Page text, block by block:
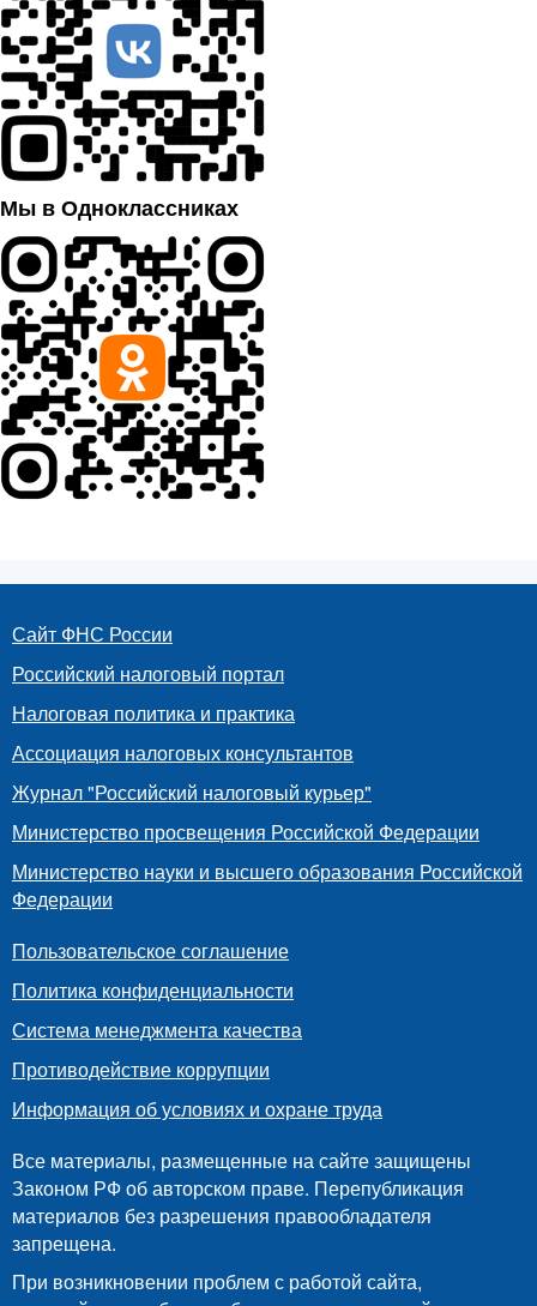
Мы в Одноклассниках
Сайт ФНС России
Российский налоговый портал
Налоговая политика и практика
Ассоциация налоговых консультантов
Журнал "Российский налоговый курьер"
Министерство просвещения Российской Федерации
Министерство науки и высшего образования Российской
Федерации
Пользовательское соглашение
Политика конфиденциальности
Система менеджмента качества
Противодействие коррупции
Информация об условиях и охране труда
Все материалы, размещенные на сайте защищены
Законом РФ об авторском праве. Перепубликация
материалов без разрешения правообладателя
запрещена.
При возникновении проблем с работой сайта,